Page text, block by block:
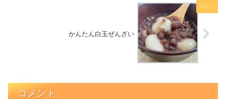
かんたん白玉ぜんざい
コメント